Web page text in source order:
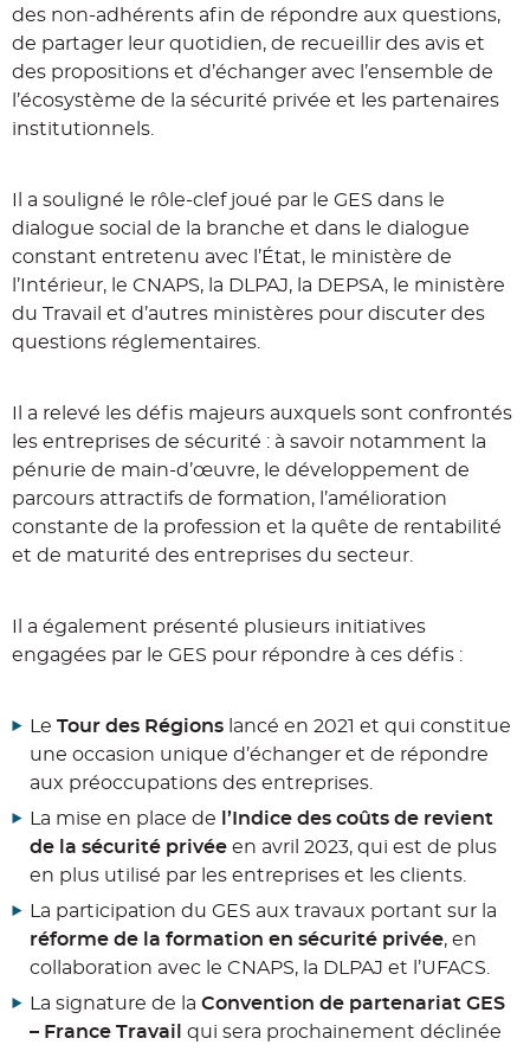
des non-adhérents afin de répondre aux questions,
de partager leur quotidien, de recueillir des avis et
des propositions et d’échanger avec l’ensemble de
l’écosystème de la sécurité privée et les partenaires
institutionnels.
Il a souligné le rôle-clef joué par le GES dans le
dialogue social de la branche et dans le dialogue
constant entretenu avec l’État, le ministère de
l’Intérieur, le CNAPS, la DLPAJ, la DEPSA, le ministère
du Travail et d’autres ministères pour discuter des
questions réglementaires.
Il a relevé les défis majeurs auxquels sont confrontés
les entreprises de sécurité : à savoir notamment la
pénurie de main-d’œuvre, le développement de
parcours attractifs de formation, l’amélioration
constante de la profession et la quête de rentabilité
et de maturité des entreprises du secteur.
Il a également présenté plusieurs initiatives
engagées par le GES pour répondre à ces défis :
Le Tour des Régions lancé en 2021 et qui constitue
une occasion unique d’échanger et de répondre
aux préoccupations des entreprises.
La mise en place de
l’Indice des coûts de revient
de la sécurité privée en avril 2023, qui est de plus
en plus utilisé par les entreprises et les clients.
La participation du GES aux travaux portant sur la
réforme de la formation en sécurité privée, en
collaboration avec le CNAPS, la DLPAJ et l’UFACS.
La signature de la Convention de partenariat GES
– France Travail
qui sera prochainement déclinée